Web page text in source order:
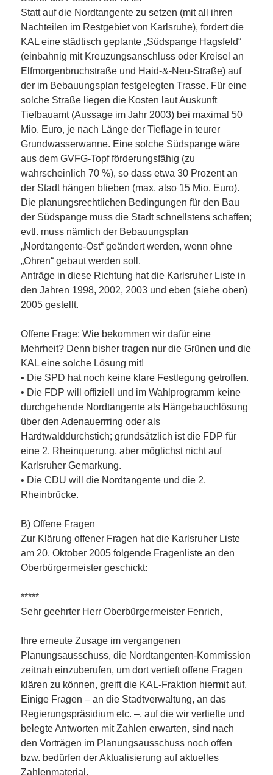
Statt auf die Nordtangente zu setzen (mit all ihren
Nachteilen im Restgebiet von Karlsruhe), fordert die
KAL eine städtisch geplante „Südspange Hagsfeld“
(einbahnig mit Kreuzungsanschluss oder Kreisel an
Elfmorgenbruchstraße und Haid-&-Neu-Straße) auf
der im Bebauungsplan festgelegten Trasse. Für eine
solche Straße liegen die Kosten laut Auskunft
Tiefbauamt (Aussage im Jahr 2003) bei maximal 50
Mio. Euro, je nach Länge der Tieflage in teurer
Grundwasserwanne. Eine solche Südspange wäre
aus dem GVFG-Topf förderungsfähig (zu
wahrscheinlich 70 %), so dass etwa 30 Prozent an
der Stadt hängen blieben (max. also 15 Mio. Euro).
Die planungsrechtlichen Bedingungen für den Bau
der Südspange muss die Stadt schnellstens schaffen;
evtl. muss nämlich der Bebauungsplan
„Nordtangente-Ost“ geändert werden, wenn ohne
„Ohren“ gebaut werden soll.
Anträge in diese Richtung hat die Karlsruher Liste in
den Jahren 1998, 2002, 2003 und eben (siehe oben)
2005 gestellt.
Offene Frage: Wie bekommen wir dafür eine
Mehrheit? Denn bisher tragen nur die Grünen und die
KAL eine solche Lösung mit!
• Die SPD hat noch keine klare Festlegung getroffen.
• Die FDP will offiziell und im Wahlprogramm keine
durchgehende Nordtangente als Hängebauchlösung
über den Adenauerrring oder als
Hardtwalddurchstich; grundsätzlich ist die FDP für
eine 2. Rheinquerung, aber möglichst nicht auf
Karlsruher Gemarkung.
• Die CDU will die Nordtangente und die 2.
Rheinbrücke.
B) Offene Fragen
Zur Klärung offener Fragen hat die Karlsruher Liste
am 20. Oktober 2005 folgende Fragenliste an den
Oberbürgermeister geschickt:
*****
Sehr geehrter Herr Oberbürgermeister Fenrich,
Ihre erneute Zusage im vergangenen
Planungsausschuss, die Nordtangenten-Kommission
zeitnah einzuberufen, um dort vertieft offene Fragen
klären zu können, greift die KAL-Fraktion hiermit auf.
Einige Fragen – an die Stadtverwaltung, an das
Regierungspräsidium etc. –, auf die wir vertiefte und
belegte Antworten mit Zahlen erwarten, sind nach
den Vorträgen im Planungsausschuss noch offen
bzw. bedürfen der Aktualisierung auf aktuelles
Zahlenmaterial.